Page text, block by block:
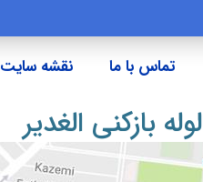
تماس با ما نقشه سایت
لوله بازکنی الغدیر